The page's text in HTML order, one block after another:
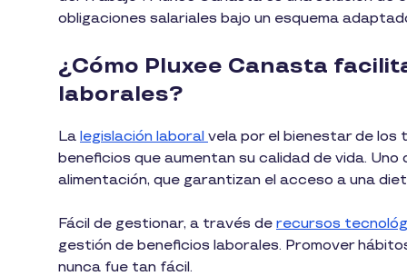
obligaciones salariales bajo un esquema
¿Cómo Pluxee Canasta
laborales?
La legislación laboral vela por el bienestar de los
beneficios que aumentan su calidad de vida.
alimentación, que garantizan el acceso a una
Fácil de gestionar, a través de recursos
gestión de beneficios laborales. Promover
nunca fue tan fácil.